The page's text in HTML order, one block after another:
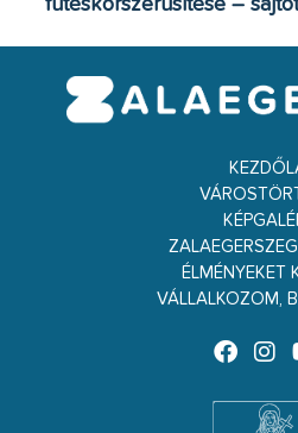
ÉLMÉNYEKET
VÁLLALKOZOM,